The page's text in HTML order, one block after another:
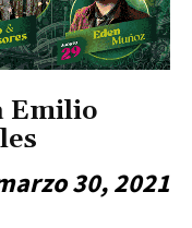
Emilio
30, 2021